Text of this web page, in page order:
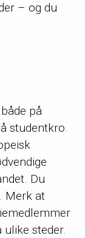
– og du
på
studentkro.
Du
Merk at
steder.